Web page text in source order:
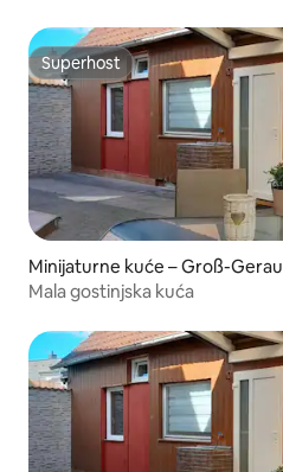
Superhost
Superhost
Minijaturne kuće – Groß-Gerau
Mala gostinjska kuća